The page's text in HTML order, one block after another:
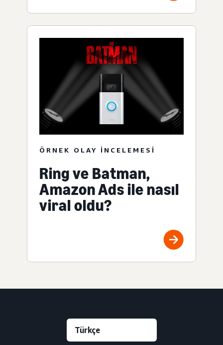
ÖRNEK OLAY INCELEMESI
Ring ve Batman,
Amazon Ads ile nasıl
viral oldu?